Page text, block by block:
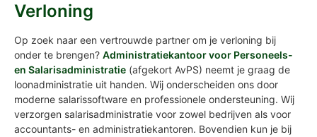
Verloning
Op zoek naar een vertrouwde partner om je verloning bij
onder te brengen? Administratiekantoor voor Personeels-
en Salarisadministratie (afgekort AvPS) neemt je graag de
loonadministratie uit handen. Wij onderscheiden ons door
moderne salarissoftware en professionele ondersteuning. Wij
verzorgen salarisadministratie voor zowel bedrijven als voor
accountants- en administratiekantoren. Bovendien kun je bij